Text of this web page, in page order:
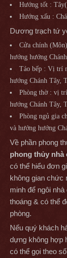
Hướng tốt :
Hướng xấu :
Dương trạch tứ
Cửa chính
hướng hướng
Táo bếp : Vị trí
hướng Chánh Tây,
Phòng thờ : vị
hướng Chánh Tây,
Phòng ngủ gia
và hướng hướng
Về phần phong
phong thủy nhà
có thể hiểu đơn
không gian chức
minh để ngôi
thoáng & có thể
phòng.
Nếu quý khách
dựng không hợp
có thể gọi theo